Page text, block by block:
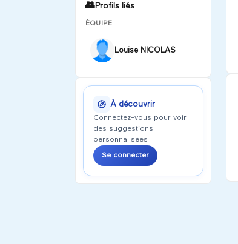
👥Profils liés
ÉQUIPE
Louise NICOLAS
À découvrir
Connectez-vous pour voir
des suggestions
personnalisées
Se connecter